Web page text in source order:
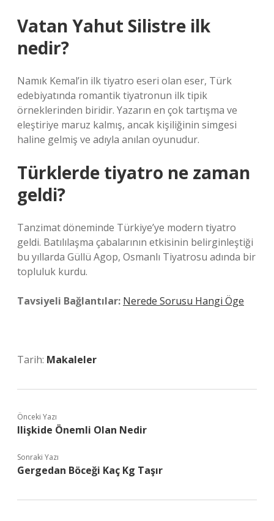
Vatan Yahut Silistre ilk
nedir?
Namık Kemal’in ilk tiyatro eseri olan eser, Türk
edebiyatında romantik tiyatronun ilk tipik
örneklerinden biridir. Yazarın en çok tartışma ve
eleştiriye maruz kalmış, ancak kişiliğinin simgesi
haline gelmiş ve adıyla anılan oyunudur.
Türklerde tiyatro ne zaman
geldi?
Tanzimat döneminde Türkiye’ye modern tiyatro
geldi. Batılılaşma çabalarının etkisinin belirginleştiği
bu yıllarda Güllü Agop, Osmanlı Tiyatrosu adında bir
topluluk kurdu.
Tavsiyeli Bağlantılar: Nerede Sorusu Hangi Öge
Tarih: Makaleler
Önceki Yazı
Ilişkide Önemli Olan Nedir
Sonraki Yazı
Gergedan Böceği Kaç Kg Taşır